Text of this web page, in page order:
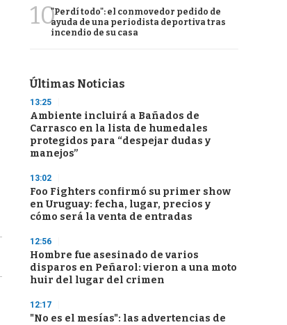
10"Perdí todo": el conmovedor pedido de
ayuda de una periodista deportiva tras
incendio de su casa
Últimas Noticias
13:25
Ambiente incluirá a Bañados de
Carrasco en la lista de humedales
protegidos para “despejar dudas y
manejos”
13:02
Foo Fighters confirmó su primer show
en Uruguay: fecha, lugar, precios y
cómo será la venta de entradas
12:56
Hombre fue asesinado de varios
disparos en Peñarol: vieron a una moto
huir del lugar del crimen
12:17
"No es el mesías": las advertencias de